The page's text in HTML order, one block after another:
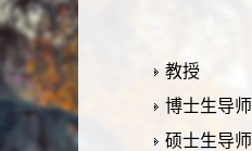
教授
博士生导师
硕士生导师